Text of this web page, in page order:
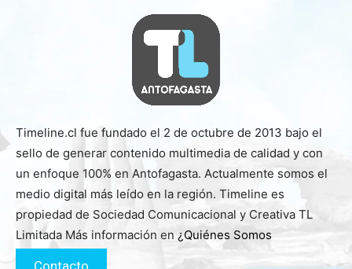
Timeline.cl fue fundado el 2 de octubre de 2013 bajo el
sello de generar contenido multimedia de calidad y con
un enfoque 100% en Antofagasta. Actualmente somos el
medio digital más leído en la región. Timeline es
propiedad de Sociedad Comunicacional y Creativa TL
Limitada Más información en ¿Quiénes Somos
Contacto